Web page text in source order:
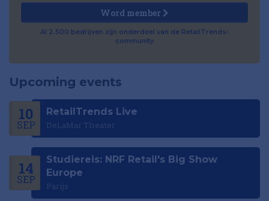
Word member
Al 2.500 bedrijven zijn onderdeel van de RetailTrends-
community
Upcoming events
10
SEP
RetailTrends Live
DeLaMar Theater
14
SEP
Studiereis: NRF Retail's Big Show
Europe
Parijs